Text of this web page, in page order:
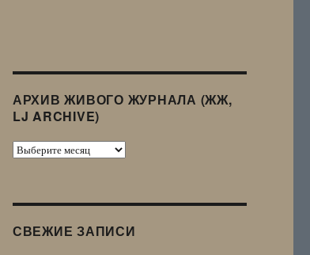
АРХИВ ЖИВОГО ЖУРНАЛА (ЖЖ,
LJ ARCHIVE)
Архив
Archive)
СВЕЖИЕ ЗАПИСИ